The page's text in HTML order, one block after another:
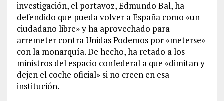
investigación, el portavoz, Edmundo Bal, ha
defendido que pueda volver a España como «un
ciudadano libre» y ha aprovechado para
arremeter contra Unidas Podemos por «meterse»
con la monarquía. De hecho, ha retado a los
ministros del espacio confederal a que «dimitan y
dejen el coche oficial» si no creen en esa
institución.